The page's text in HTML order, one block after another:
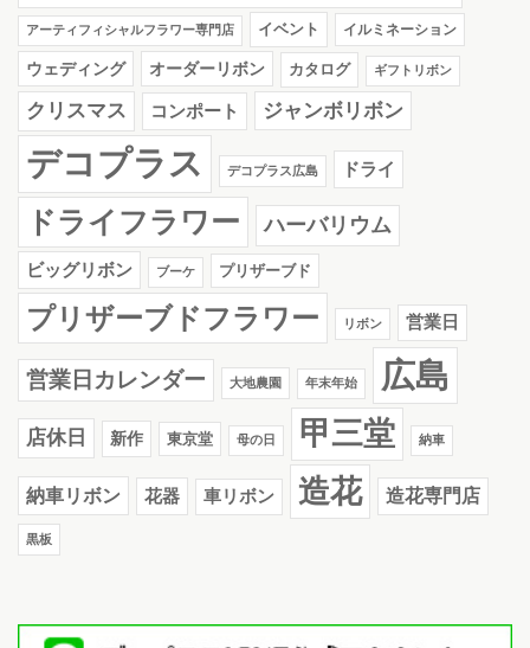
アーティフィシャルフラワー専門店 イベント イルミネーション
ウェディング オーダーリボン カタログ ギフトリボン
クリスマス コンポート ジャンボリボン
デコプラス デコプラス広島 ドライ
ドライフラワー ハーバリウム
ビッグリボン ブーケ プリザーブド
プリザーブドフラワー リボン 営業日
営業日カレンダー 大地農園 年末年始 広島
店休日 新作 東京堂 母の日 甲三堂 納車
納車リボン 花器 車リボン 造花 造花専門店
黒板